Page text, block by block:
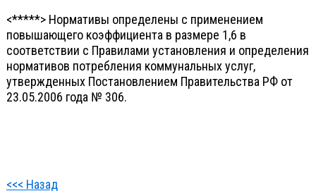
<*****> Нормативы определены с применением
повышающего коэффициента в размере 1,6 в
соответствии с Правилами установления и определения
нормативов потребления коммунальных услуг,
утвержденных Постановлением Правительства РФ от
23.05.2006 года № 306.
<<< Назад